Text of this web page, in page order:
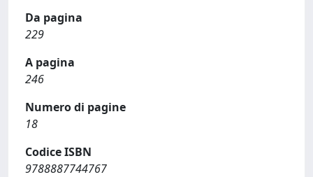
Da pagina
229
A pagina
246
Numero di pagine
18
Codice ISBN
9788887744767